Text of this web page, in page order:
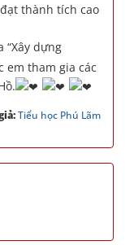
thành tích cao
dựng
em tham gia các
Tiểu học Phú Lãm